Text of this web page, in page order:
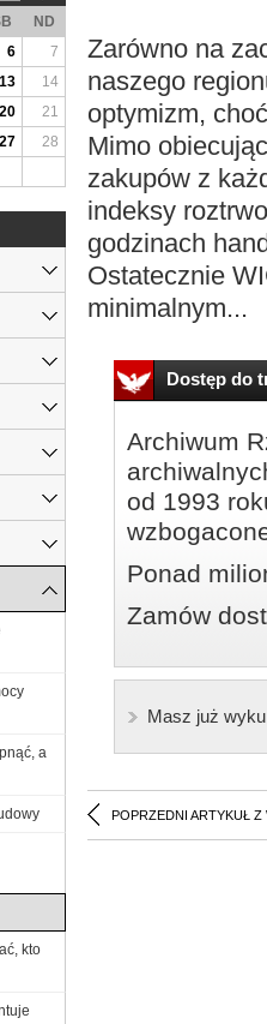
Zarówno na
naszego
optymizm,
Mimo
zakupów z
indeksy
godzinach
Ostatecznie
minimalnym...
Dostęp do
Archiwum
od 1993
Ponad
Zamów
Masz już
POPRZEDNI ARTYKUŁ Z
ND
6
7
13
14
20
21
27
28
a
kto